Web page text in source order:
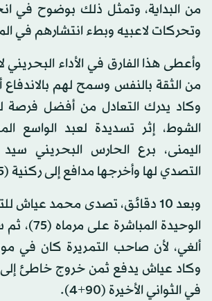
من البداية، وتمثل ذلك بوضوح في
وتحركات لاعبيه وبطء انتشارهم في
وأعطى هذا الفارق في الأداء البحريني
من الثقة بالنفس وسمح لهم بالاندفاع
وكاد يدرك التعادل من أفضل فرصة
الشوط، إثر تسديدة لعبد الواسع
اليمنى، برع الحارس البحريني
التصدي لها وأخرجها مدافع إلى ركنية (65).
وبعد 10 دقائق، تصدى محمد عياش
الوحيدة
وكاد عياش يدفع ثمن خروج خاطئ
في الثواني الأخيرة (90+4).